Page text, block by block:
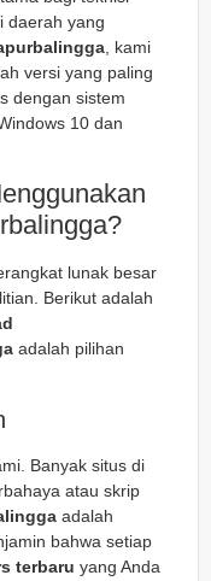
daerah yang
, kami
versi yang paling
dengan sistem
10 dan
lunak besar
Berikut adalah
adalah pilihan
Banyak situs di
atau skrip
adalah
bahwa setiap
terbaru yang Anda